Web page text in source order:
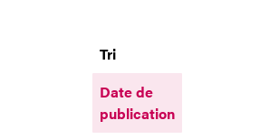
Tri
Date de
publication